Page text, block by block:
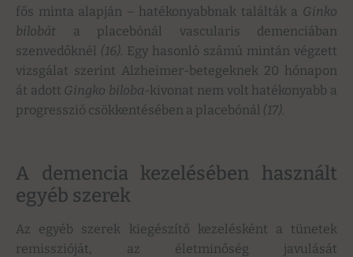
fős minta alapján – hatékonyabbnak találták a Ginko
bilobát
a placebónál vascularis demenciában
szenvedőknél (16). Egy hasonló számú mintán végzett
vizsgálat szerint Alzheimer-betegeknek 20 hónapon
át adott Gingko biloba-kivonat nem volt hatékonyabb a
progresszió csökkentésében a placebónál (17).
A demencia kezelésében használt
egyéb szerek
Az egyéb szerek kiegészítő kezelésként a tünetek
remisszióját, az életminőség javulását